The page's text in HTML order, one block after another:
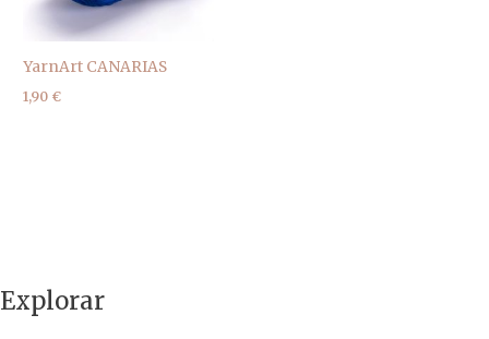
YarnArt CANARIAS
1,90 €
Explorar